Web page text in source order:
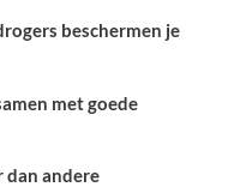
beschermen je
met goede
andere